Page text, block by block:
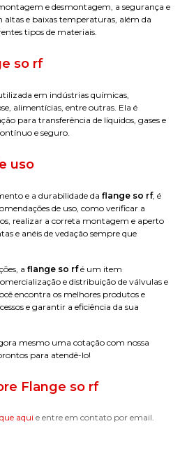
e desmontagem, a segurança e
altas e baixas temperaturas, além da
tipos de materiais.
so rf
em indústrias químicas,
alimentícias, entre outras. Ela é
para transferência de líquidos, gases e
e seguro.
uso
e a durabilidade da flange so rf, é
de uso, como verificar a
realizar a correta montagem e aperto
e anéis de vedação sempre que
a flange so rfé um item
e distribuição de válvulas e
encontra os melhores produtos e
e garantir a eficiência da sua
mesmo uma cotação com nossa
para atendê-lo!
Flange so rf
aqui e entre em contato por email.